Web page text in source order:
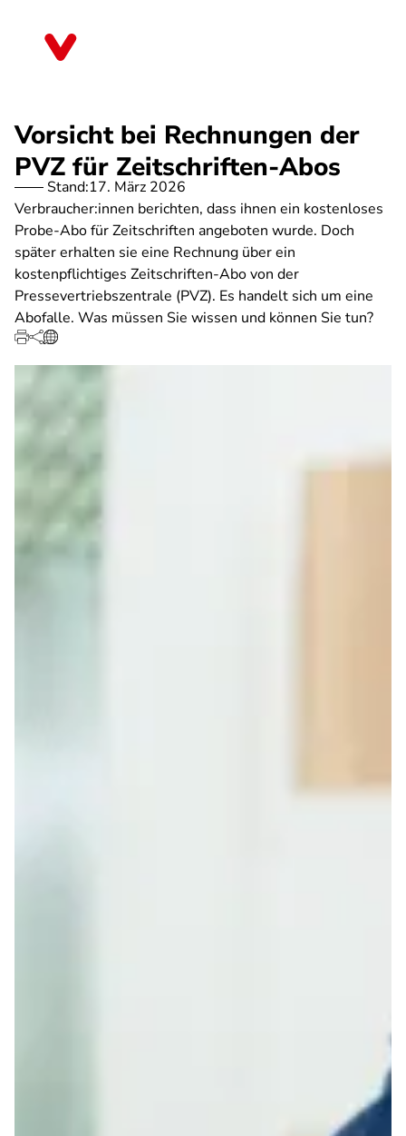
Vorsicht bei Rechnungen der
PVZ für Zeitschriften-Abos
Stand:17. März 2026
Verbraucher:innen berichten, dass ihnen ein kostenloses
Probe-Abo für Zeitschriften angeboten wurde. Doch
später erhalten sie eine Rechnung über ein
kostenpflichtiges Zeitschriften-Abo von der
Pressevertriebszentrale (PVZ). Es handelt sich um eine
Abofalle. Was müssen Sie wissen und können Sie tun?